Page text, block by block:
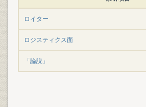
ロイター
ロジスティクス面
「論説」